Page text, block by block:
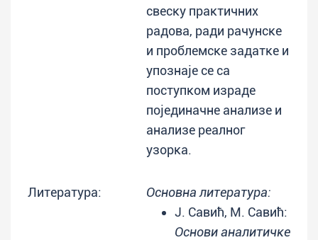
свеску практичних
радова, ради рачунске
и проблемске задатке и
упознаје се са
поступком израде
појединачне анализе и
анализе реалног
узорка.
Литература:
Основна литература:
Ј. Савић, М. Савић:
Основи аналитичке